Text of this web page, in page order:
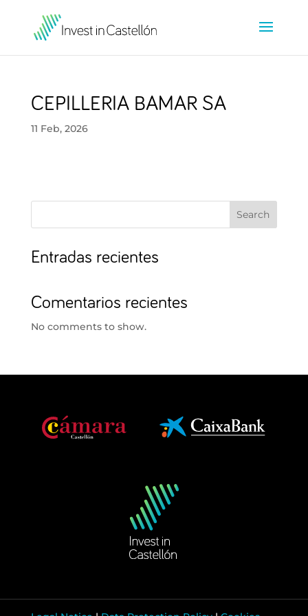
CEPILLERIA BAMAR SA
11 Feb, 2026
Search
Entradas recientes
Comentarios recientes
No comments to show.